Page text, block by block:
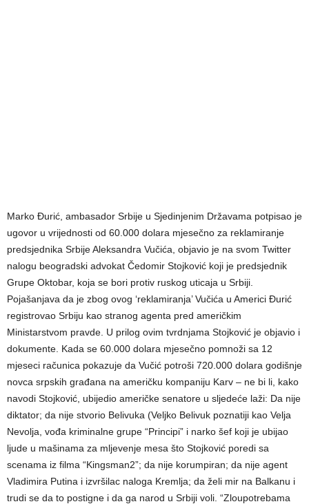
Marko Đurić, ambasador Srbije u Sjedinjenim Državama potpisao je
ugovor u vrijednosti od 60.000 dolara mjesečno za reklamiranje
predsjednika Srbije Aleksandra Vučića, objavio je na svom Twitter
nalogu beogradski advokat Čedomir Stojković koji je predsjednik
Grupe Oktobar, koja se bori protiv ruskog uticaja u Srbiji.
Pojašanjava da je zbog ovog ‘reklamiranja’ Vučića u Americi Đurić
registrovao Srbiju kao stranog agenta pred američkim
Ministarstvom pravde. U prilog ovim tvrdnjama Stojković je objavio i
dokumente. Kada se 60.000 dolara mjesečno pomnoži sa 12
mjeseci računica pokazuje da Vučić potroši 720.000 dolara godišnje
novca srpskih građana na američku kompaniju Karv – ne bi li, kako
navodi Stojković, ubijedio američke senatore u sljedeće laži: Da nije
diktator; da nije stvorio Belivuka (Veljko Belivuk poznatiji kao Velja
Nevolja, vođa kriminalne grupe “Principi” i narko šef koji je ubijao
ljude u mašinama za mljevenje mesa što Stojković poredi sa
scenama iz filma “Kingsman2”; da nije korumpiran; da nije agent
Vladimira Putina i izvršilac naloga Kremlja; da želi mir na Balkanu i
trudi se da to postigne i da ga narod u Srbiji voli. “Zloupotrebama